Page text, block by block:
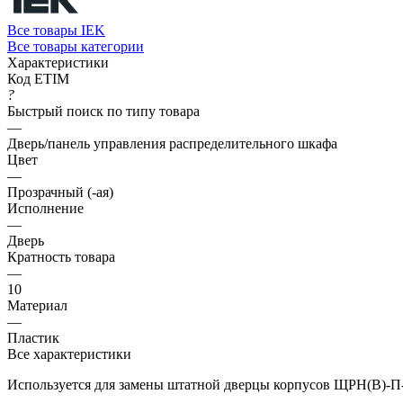
Все товары IEK
Все товары категории
Характеристики
Код ETIM
?
Быстрый поиск по типу товара
—
Дверь/панель управления распределительного шкафа
Цвет
—
Прозрачный (-ая)
Исполнение
—
Дверь
Кратность товара
—
10
Материал
—
Пластик
Все характеристики
Используется для замены штатной дверцы корпусов ЩРН(В)-